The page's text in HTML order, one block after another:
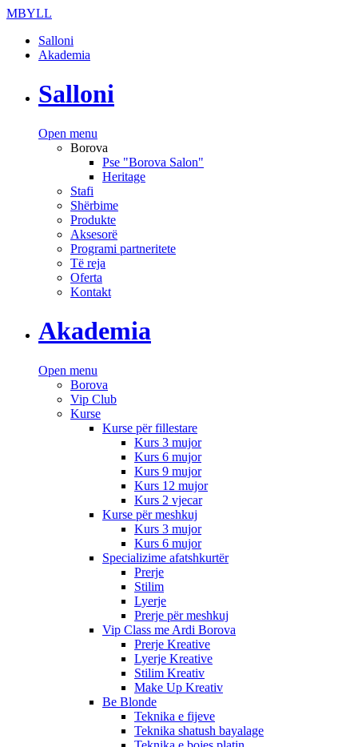
MBYLL
Salloni
Akademia
Salloni
Open menu
Borova
Pse "Borova Salon"
Heritage
Stafi
Shërbime
Produkte
Aksesorë
Programi partneritete
Të reja
Oferta
Kontakt
Akademia
Open menu
Borova
Vip Club
Kurse
Kurse për fillestare
Kurs 3 mujor
Kurs 6 mujor
Kurs 9 mujor
Kurs 12 mujor
Kurs 2 vjecar
Kurse për meshkuj
Kurs 3 mujor
Kurs 6 mujor
Specializime afatshkurtër
Prerje
Stilim
Lyerje
Prerje për meshkuj
Vip Class me Ardi Borova
Prerje Kreative
Lyerje Kreative
Stilim Kreativ
Make Up Kreativ
Be Blonde
Teknika e fijeve
Teknika shatush bayalage